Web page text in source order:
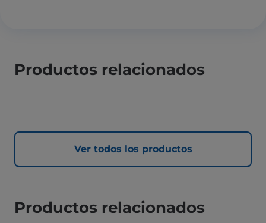
Productos relacionados
Ver todos los productos
Productos relacionados